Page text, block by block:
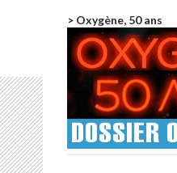
> Oxygène, 50 ans